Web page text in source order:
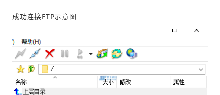
成功连接FTP示意图